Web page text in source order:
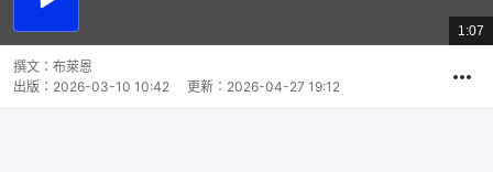
播
總
共
1:07
撰文： 布萊恩
出版： 2026-03-10 10:42 更新： 2026-04-27 19:12